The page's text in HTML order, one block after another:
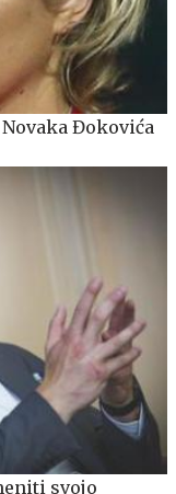
Đokovića
svojo